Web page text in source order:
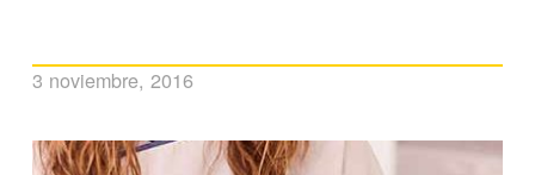
3 noviembre, 2016